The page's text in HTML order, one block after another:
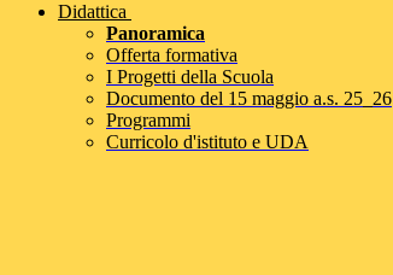
Didattica
Panoramica
Offerta formativa
I Progetti della Scuola
Documento del 15 maggio a.s. 25_26
Programmi
Curricolo d'istituto e UDA